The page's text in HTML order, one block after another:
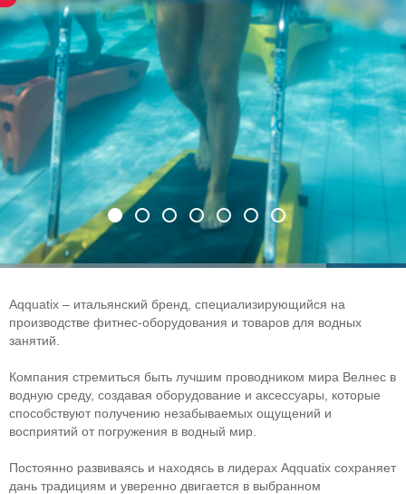
Aqquatix – итальянский бренд, специализирующийся на
производстве фитнес-оборудования и товаров для водных
занятий.
Компания стремиться быть лучшим проводником мира Велнес в
водную среду, создавая оборудование и аксессуары, которые
способствуют получению незабываемых ощущений и
восприятий от погружения в водный мир.
Постоянно развиваясь и находясь в лидерах Aqquatix сохраняет
дань традициям и уверенно двигается в выбранном